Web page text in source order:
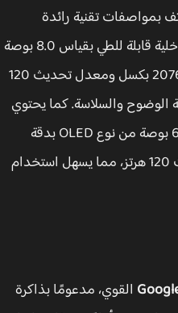
تقنية رائدة
وتصميم أنيق. يأتي الهاتف بشاشة داخلية قابلة للطي بقياس 8.0 بوصة
من نوع LTPO OLED بدقة 2076x2152 بكسل ومعدل تحديث 120
والسلاسة. كما يحتوي
الهاتف على شاشة خارجية بقياس 6.3 بوصة من نوع OLED بدقة
1080x2424 بكسل ومعدل تحديث 120 هرتز، مما يسهل استخدام
القوي، مدعومًا بذاكرة